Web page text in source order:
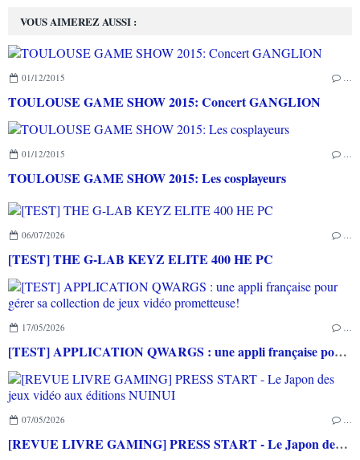
VOUS AIMEREZ AUSSI :
01/12/2015
TOULOUSE GAME SHOW 2015: Concert GANGLION
01/12/2015
TOULOUSE GAME SHOW 2015: Les cosplayeurs
06/07/2026
[TEST] THE G-LAB KEYZ ELITE 400 HE PC
17/05/2026
[TEST] APPLICATION QWARGS : une appli française pour gérer sa collection de jeux vidéo prometteuse!
07/05/2026
[REVUE LIVRE GAMING] PRESS START - Le Japon des jeux vidéo aux éditions NUINUI